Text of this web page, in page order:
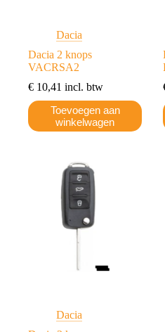
Dacia
Dacia 2 knops
VACRSA2
€ 10,41 incl. btw
Toevoegen aan
winkelwagen
Dacia